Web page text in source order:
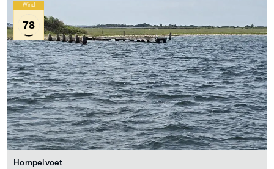
Wind
78
Hompelvoet